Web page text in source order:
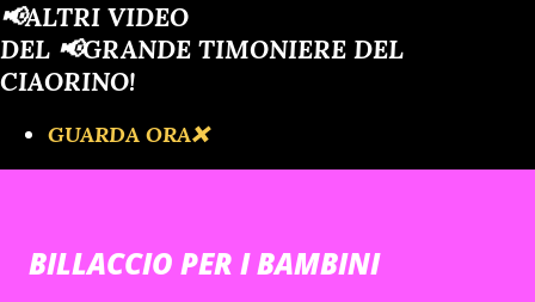
📢ALTRI VIDEO
DEL 📢GRANDE TIMONIERE DEL
CIAORINO!
GUARDA ORA❌️
BILLACCIO PER I BAMBINI